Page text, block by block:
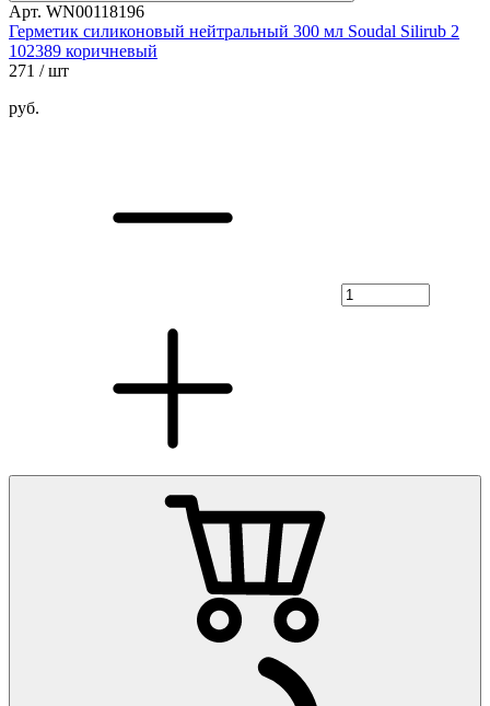
Арт. WN00118196
Герметик силиконовый нейтральный 300 мл Soudal Silirub 2
102389 коричневый
271 / шт
руб.